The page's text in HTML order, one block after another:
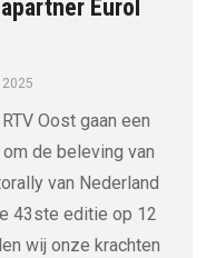
Eurol
Oost gaan een
de beleving van
van Nederland
43ste editie op 12
wij onze krachten